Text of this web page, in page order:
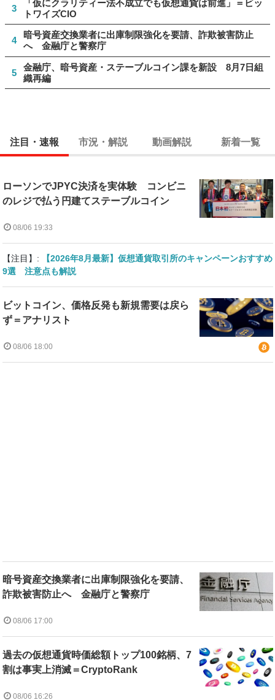
3
「仮にクラリティー法不成立でも仮想通貨は前進」＝ビッ
トワイズCIO
4
暗号資産交換業者に出庫制限強化を要請、詐欺被害防止
へ 金融庁と警察庁
5
金融庁、暗号資産・ステーブルコイン課を新設 8月7日組
織再編
注目・速報 市況・解説 動画解説 新着一覧
ローソンでJPYC決済を実体験 コンビニ
のレジで払う円建てステーブルコイン
08/06 19:33
【注目】:
【2026年8月最新】仮想通貨取引所のキャンペーンおすすめ
9選 注意点も解説
ビットコイン、価格反発も新規需要は戻ら
ず＝アナリスト
08/06 18:00
暗号資産交換業者に出庫制限強化を要請、
詐欺被害防止へ 金融庁と警察庁
08/06 17:00
過去の仮想通貨時価総額トップ100銘柄、7
割は事実上消滅＝CryptoRank
08/06 16:26